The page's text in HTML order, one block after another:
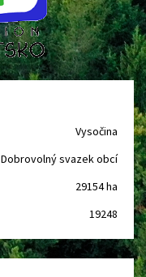
Vysočina
Dobrovolný svazek obcí
29154 ha
19248